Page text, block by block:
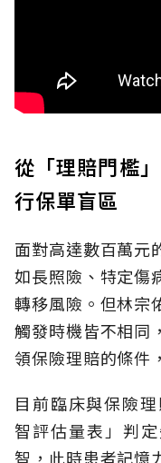
從「理賠門檻
行保單盲區
面對高達數百萬元
如長照險、特定傷
轉移風險。但林宗
觸發時機皆不相同
領保險理賠的條件
目前臨床與保險
智評估量表」判
智，此時患者記憶